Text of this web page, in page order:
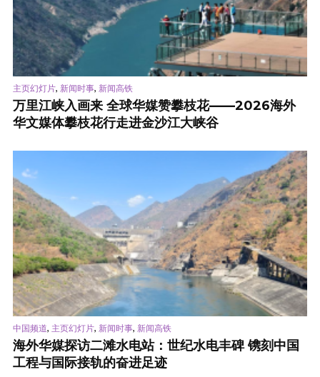
主页幻灯片, 新闻时事, 新闻高铁
万里江峡入画来 全球华媒赞攀枝花——2026海外
华文媒体攀枝花行走进金沙江大峡谷
中国频道, 主页幻灯片, 新闻时事, 新闻高铁
海外华媒探访二滩水电站：世纪水电丰碑 镌刻中国
工程与国际接轨的奋进足迹